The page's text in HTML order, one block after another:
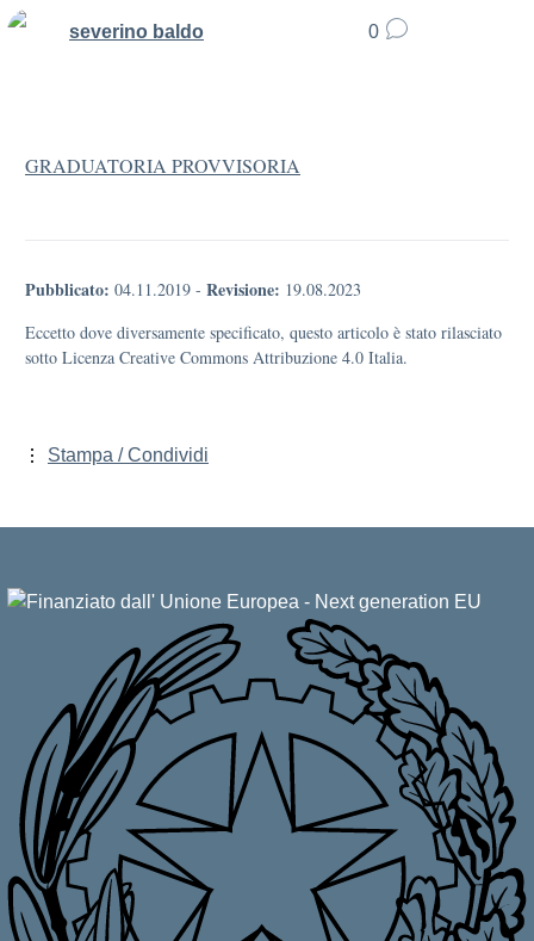
severino baldo 0
GRADUATORIA PROVVISORIA
Pubblicato: 04.11.2019 - Revisione: 19.08.2023
Eccetto dove diversamente specificato, questo articolo è stato rilasciato
sotto Licenza Creative Commons Attribuzione 4.0 Italia.
Stampa / Condividi